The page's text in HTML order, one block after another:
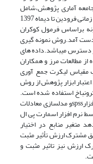
آماری پژوهش،شامل
کلیه گردشگران خارجی میباشد که در بازه زمانی فرودین تا دیماه 1397
براساس فرمول کوکران
نفری تحقیق معادل 150 بدست آمد.روش نمونه گیری
دسترس میباشد.داده های
مطالعات مرز و همکاران
همکاران( 2018)در قالب مقیاس لیکرت جمع آوری
ابزار پژوهش از روش
استفاده شده است.
تجزیه ‌و تحلیل داده ها با استفاده از نرم افزارspssو مدلسازی معادلات
نرم افزار اسمارت پی ال
منابع در اختیار
مشترک ارزش تأثیر مثبت
ارزش نیز تاثیر مثبت و